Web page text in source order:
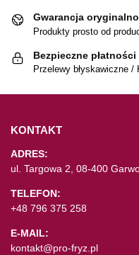
Gwarancja
Produkty prosto od
Bezpieczne płatności
Przelewy błyskawiczne /
KONTAKT
ADRES:
ul. Targowa 2, 08-400
TELEFON:
+48 796 375 258
E-MAIL:
kontakt@pro-fryz.pl